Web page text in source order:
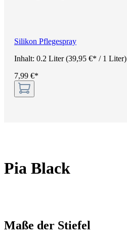
Silikon Pflegespray
Inhalt: 0.2 Liter(39,95 €* / 1 Liter)
7,99 €*
Pia Black
Maße der Stiefel